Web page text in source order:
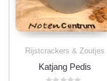
Rijstcrackers & Zoutjes
Katjang Pedis